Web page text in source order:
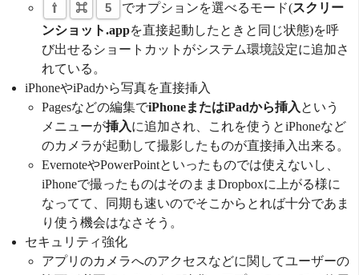
⇧
⌘ 5 でオプションを選べるモード(スクリー
ンショット.appを直接起動したときと同じ状態)を呼
び出せるショートカットがシステム環境設定に追加さ
れている。
iPhoneやiPadから写真を直接挿入
Pagesなどの編集でiPhoneまたはiPadから挿入 という
メニューが挿入に追加され、これを使うとiPhoneなど
のカメラが起動して撮影したものが直接挿入出来る。
EvernoteやPowerPointといったものでは使えないし、
iPhoneで撮ったものはそのままDropboxに上がる様に
なってて、同期も速いのでそこからとれば十分であま
り使う機会はなさそう。
セキュリティ強化
アプリのカメラへのアクセスなどに関してユーザーの